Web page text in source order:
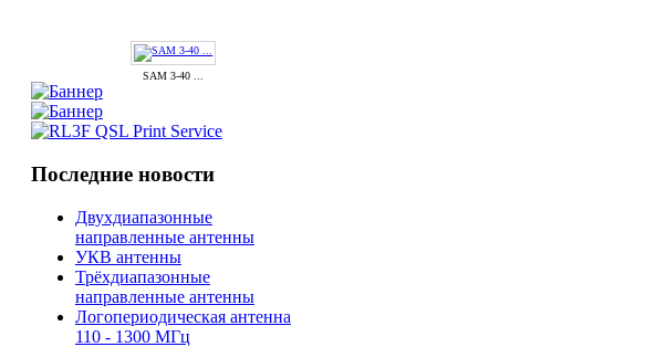
SAM 3-40 ...
Последние новости
Двухдиапазонные
направленные антенны
УКВ антенны
Трёхдиапазонные
направленные антенны
Логопериодическая антенна
110 - 1300 МГц